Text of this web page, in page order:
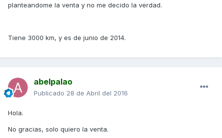
planteandome la venta y no me decido la verdad.
Tiene 3000 km, y es de junio de 2014.
abelpalao
Publicado 28 de Abril del 2016
Hola.
No gracias, solo quiero la venta.